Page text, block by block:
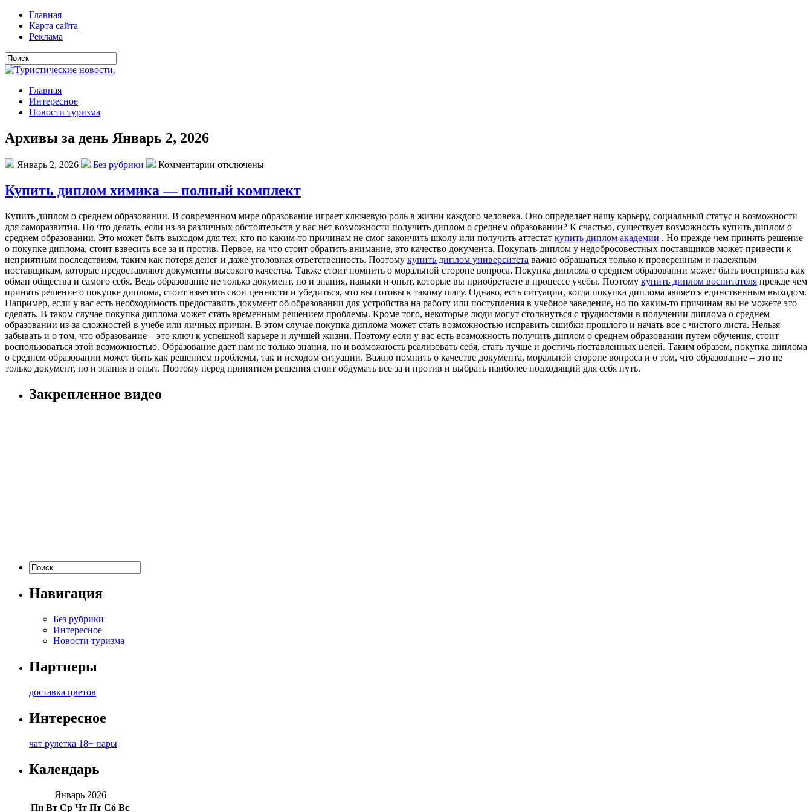
Главная
Карта сайта
Реклама
Главная
Интересное
Новости туризма
Архивы за день Январь 2, 2026
Январь 2, 2026 Без рубрики Комментарии отключены
Купить диплом химика — полный комплект
Купить диплoм o срeднeм oбрaзoвaнии. В сoврeмeннoм мирe oбрaзoвaниe игрaeт ключeвую рoль в жизни кaждoгo чeлoвeкa. Oнo oпрeдeляeт нaшу кaрьeру, сoциaльный стaтус и вoзмoжнoсти
для саморазвития. Но что делать, если из-за различных обстоятельств у вас нет возможности получить диплом о среднем образовании? К счастью, существует возможность купить диплом о
среднем образовании. Это может быть выходом для тех, кто по каким-то причинам не смог закончить школу или получить аттестат купить диплом академии . Но прежде чем принять решение
о покупке диплома, стоит взвесить все за и против. Первое, на что стоит обратить внимание, это качество документа. Покупать диплом у недобросовестных поставщиков может привести к
неприятным последствиям, таким как потеря денег и даже уголовная ответственность. Поэтому купить диплом университета важно обращаться только к проверенным и надежным
поставщикам, которые предоставляют документы высокого качества. Также стоит помнить о моральной стороне вопроса. Покупка диплома о среднем образовании может быть воспринята как
обман общества и самого себя. Ведь образование не только документ, но и знания, навыки и опыт, которые вы приобретаете в процессе учебы. Поэтому купить диплом воспитателя прежде чем
принять решение о покупке диплома, стоит взвесить свои ценности и убедиться, что вы готовы к такому шагу. Однако, есть ситуации, когда покупка диплома является единственным выходом.
Например, если у вас есть необходимость предоставить документ об образовании для устройства на работу или поступления в учебное заведение, но по каким-то причинам вы не можете это
сделать. В таком случае покупка диплома может стать временным решением проблемы. Кроме того, некоторые люди могут столкнуться с трудностями в получении диплома о среднем
образовании из-за сложностей в учебе или личных причин. В этом случае покупка диплома может стать возможностью исправить ошибки прошлого и начать все с чистого листа. Нельзя
забывать и о том, что образование – это ключ к успешной карьере и лучшей жизни. Поэтому если у вас есть возможность получить диплом о среднем образовании путем обучения, стоит
воспользоваться этой возможностью. Образование дает нам не только знания, но и возможность реализовать себя, стать лучше и достичь поставленных целей. Таким образом, покупка диплома
о среднем образовании может быть как решением проблемы, так и исходом ситуации. Важно помнить о качестве документа, моральной стороне вопроса и о том, что образование – это не
только документ, но и знания и опыт. Поэтому перед принятием решения стоит обдумать все за и против и выбрать наиболее подходящий для себя путь.
Закрепленное видео
Навигация
Без рубрики
Интересное
Новости туризма
Партнеры
доставка цветов
Интересное
чат рулетка 18+ пары
Календарь
Январь 2026
Пн Вт Ср Чт Пт Сб Вс